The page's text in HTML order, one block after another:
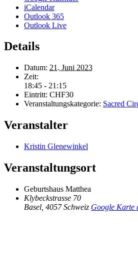
iCalendar
Outlook 365
Outlook Live
Details
Datum: 21. Juni 2023
Zeit:
18:45 - 21:15
Eintritt: CHF30
Veranstaltungskategorie: Sacred
Veranstalter
Kristin Glenewinkel
Veranstaltungsort
Geburtshaus Matthea
Klybeckstrasse 70
Basel 4057 Schweiz Google Karte